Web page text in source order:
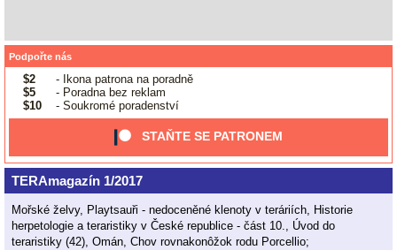
Podpořte nás
$2
- Ikona patrona na poradně
$5
- Poradna bez reklam
$10
- Soukromé poradenství
STAŇTE SE PATRONEM
TERAmagazín 1/2017
Mořské želvy, Playtsauři - nedoceněné klenoty v teráriích, Historie
herpetologie a teraristiky v České republice - část 10., Úvod do
teraristiky (42), Omán, Chov rovnakonôžok rodu Porcellio;